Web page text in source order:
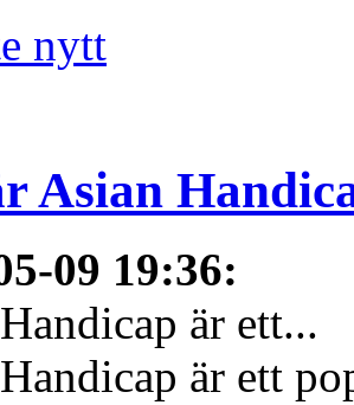
nytt
Asian
09 19:36:
är ett...
är ett